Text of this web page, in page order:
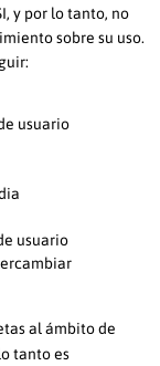
y por lo tanto, no
sobre su uso.
usuario
usuario
al ámbito de
tanto es